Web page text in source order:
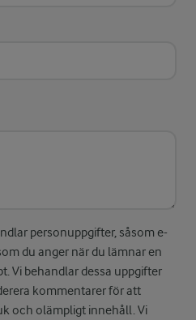
personuppgifter, såsom e-
du anger när du lämnar en
Vi behandlar dessa uppgifter
kommentarer för att
och olämpligt innehåll. Vi